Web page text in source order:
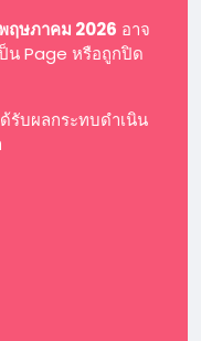
ฤษภาคม 2026 อาจ
น Page หรือถูกปิด
รับผลกระทบดำเนิน